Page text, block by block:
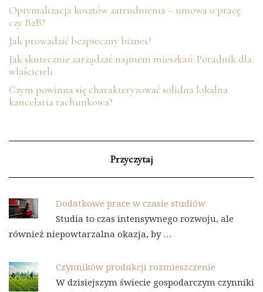
Optymalizacja kosztów zatrudnienia – umowa o pracę
czy B2B?
Jak prowadzić bezpieczny biznes?
Jak skutecznie zarządzać najmem mieszkań: Poradnik dla
właścicieli
Czym powinna się charakteryzować solidna lokalna
kancelaria rachunkowa?
Przyczytaj
Dodatkowe prace w czasie studiów
Studia to czas intensywnego rozwoju, ale
również niepowtarzalna okazja, by …
Czynników produkcji rozmieszczenie
W dzisiejszym świecie gospodarczym czynniki